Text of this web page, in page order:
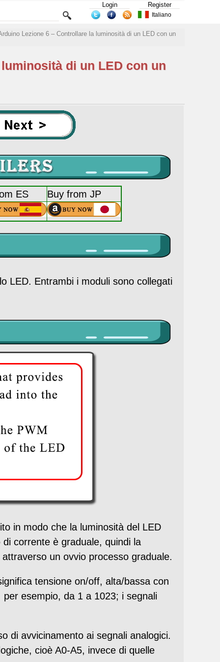
Login Register
Italiano
Lezione 6 – Controllare la luminosità di un LED con un
di un LED con un
ES Buy from JP
LED. Entrambi i moduli sono collegati
in modo che la luminosità del LED
corrente è graduale, quindi la
un ovvio processo graduale.
tensione on/off, alta/bassa con
esempio, da 1 a 1023; i segnali
di avvicinamento ai segnali analogici.
cioè A0-A5, invece di quelle